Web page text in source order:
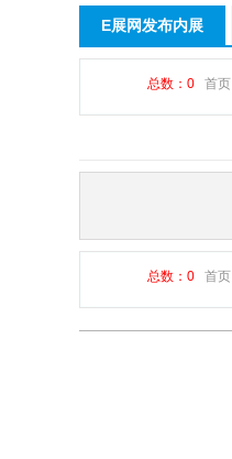
E展网发布内展
总数：0 首页
总数：0 首页